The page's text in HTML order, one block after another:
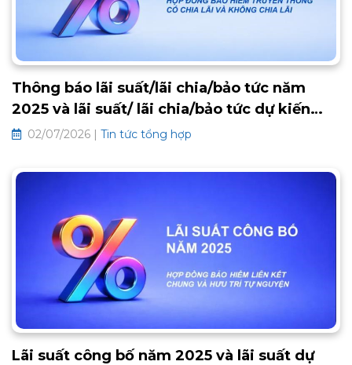
Thông báo lãi suất/lãi chia/bảo tức năm
2025 và lãi suất/ lãi chia/bảo tức dự kiến
2026 các hợp đồng bảo hiểm truyền thống
02/07/2026 | Tin tức tổng hợp
Lãi suất công bố năm 2025 và lãi suất dự